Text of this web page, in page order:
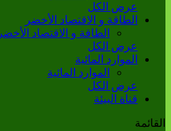
عرض الكل
الطاقة و الاقتصاد الأخضر
الطاقة و الاقتصاد الأخضر
عرض الكل
الموارد المائية
الموارد المائية
عرض الكل
قناة البيئة
القائمة